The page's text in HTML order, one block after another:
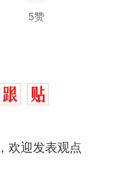
5赞
欢迎发表观点